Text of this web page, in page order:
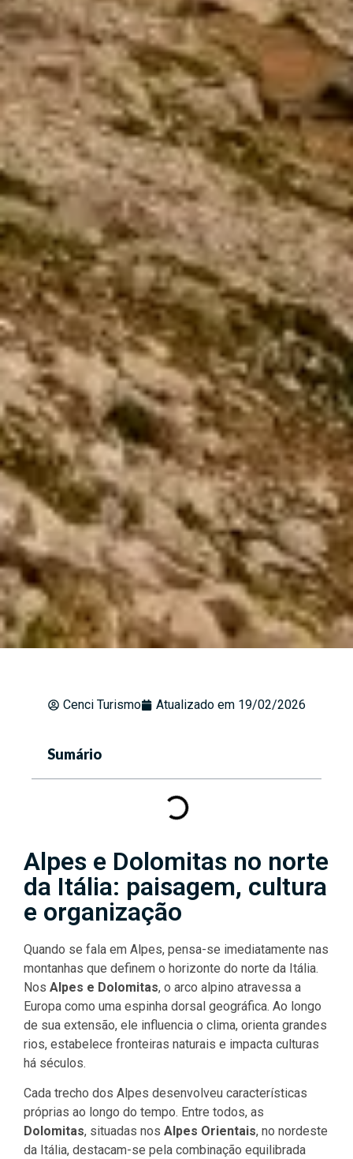
Cenci Turismo Atualizado em 19/02/2026
Alpes e Dolomitas no norte
da Itália: paisagem, cultura
e organização
Quando se fala em Alpes, pensa-se imediatamente nas
montanhas que definem o horizonte do norte da Itália.
Nos Alpes e Dolomitas, o arco alpino atravessa a
Europa como uma espinha dorsal geográfica. Ao longo
de sua extensão, ele influencia o clima, orienta grandes
rios, estabelece fronteiras naturais e impacta culturas
há séculos.
Cada trecho dos Alpes desenvolveu características
próprias ao longo do tempo. Entre todos, as
Dolomitas, situadas nos Alpes Orientais, no nordeste
da Itália, destacam-se pela combinação equilibrada
Sumário